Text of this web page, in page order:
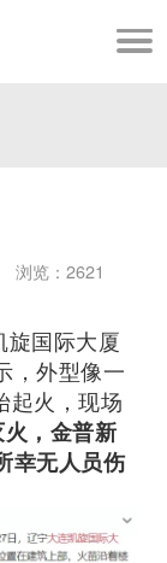
览：2621
国际大厦
，外型像一
起火，现场
，金普新
幸无人员伤